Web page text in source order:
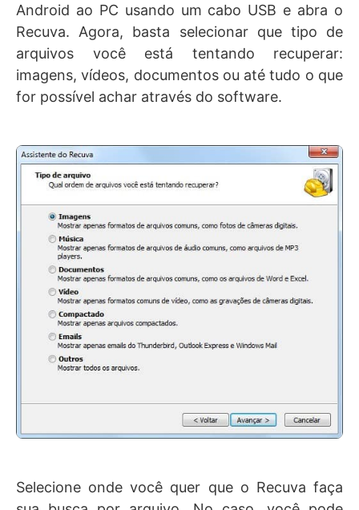
Android ao PC usando um cabo USB e abra o
Recuva. Agora, basta selecionar que tipo de
arquivos você está tentando recuperar:
imagens, vídeos, documentos ou até tudo o que
for possível achar através do software.
Selecione onde você quer que o Recuva faça